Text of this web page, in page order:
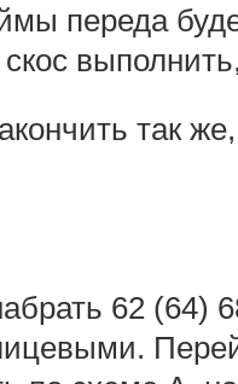
переда
так
62 (64)